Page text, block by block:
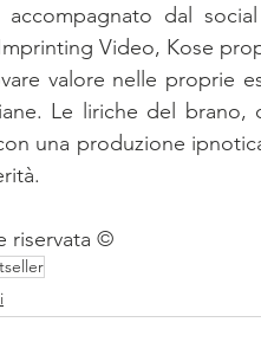
accompagnato dal
Video, Kose
valore nelle proprie
Le liriche del brano,
una produzione
riservata ©